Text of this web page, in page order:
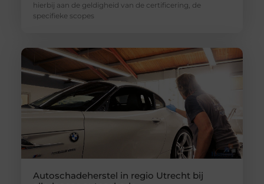
hierbij aan de geldigheid van de certificering, de
specifieke scopes
Autoschadeherstel in regio Utrecht bij